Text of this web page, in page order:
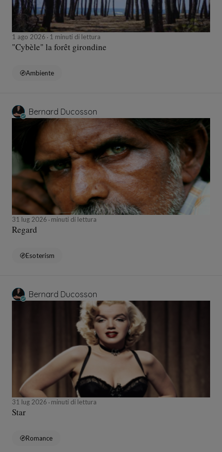
1 ago 2026 1 minuti di lettura
"Cybèle" la forêt girondine
Ambiente
Bernard Ducosson
31 lug 2026 minuti di lettura
Regard
Esoterism
Bernard Ducosson
31 lug 2026 minuti di lettura
Star
Romance